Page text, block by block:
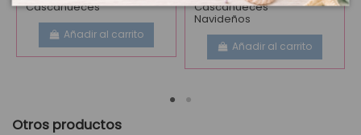
Cascanueces
Añadir al carrito
Cascanueces
Navideños
Añadir al carrito
Otros productos